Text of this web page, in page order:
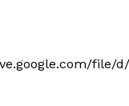
file/